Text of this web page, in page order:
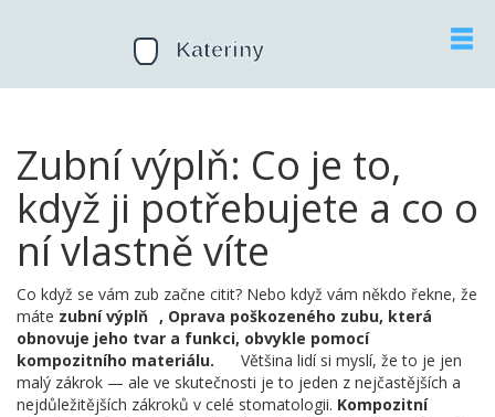
Zubní výplň: Co je to,
když ji potřebujete a co o
ní vlastně víte
Co když se vám zub začne citit? Nebo když vám někdo řekne, že
máte zubní výplň , Oprava poškozeného zubu, která
obnovuje jeho tvar a funkci, obvykle pomocí
kompozitního materiálu.
Většina lidí si myslí, že to je jen
malý zákrok — ale ve skutečnosti je to jeden z nejčastějších a
nejdůležitějších zákroků v celé stomatologii. Kompozitní